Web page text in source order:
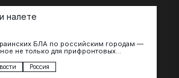
налете
БЛА по российским городам —
не только для прифронтовых
Россия